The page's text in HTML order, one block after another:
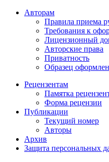
Авторам
Правила приема
Требования к
Лицензионный
Авторские права
Приватность
Образец
Рецензентам
Памятка
Форма рецензии
Публикации
Текущий номер
Авторы
Архив
Защита персональных